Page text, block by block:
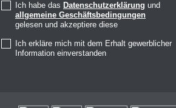
Ich habe das Datenschutzerklärung und
allgemeine Geschäftsbedingungen
gelesen und akzeptiere diese
Ich erkläre mich mit dem Erhalt gewerblicher
Information einverstanden